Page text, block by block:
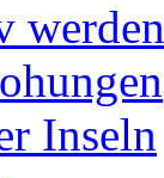
werden
Inseln